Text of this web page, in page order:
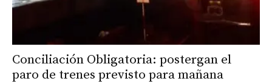
Conciliación Obligatoria: postergan el
paro de trenes previsto para mañana